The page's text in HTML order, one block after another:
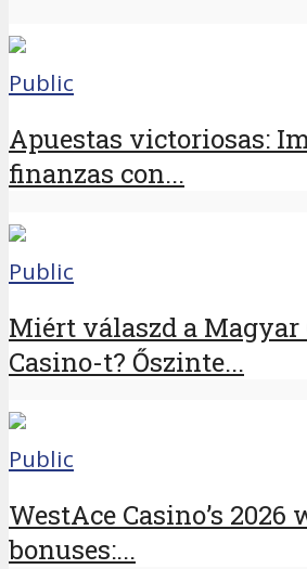
Public
Apuestas victoriosas:
finanzas con...
Public
Miért válaszd a
Casino-t? Őszinte...
Public
WestAce Casino’s 2026
bonuses:...